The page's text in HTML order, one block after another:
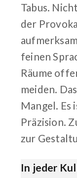
Tabus.
der
feinen
Räume
meiden.
Mangel. Es
Präzision.
zur
In jeder